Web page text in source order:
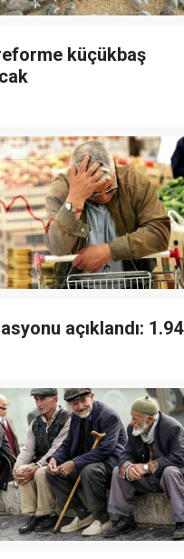
küçükbaş
açıklandı: 1.94